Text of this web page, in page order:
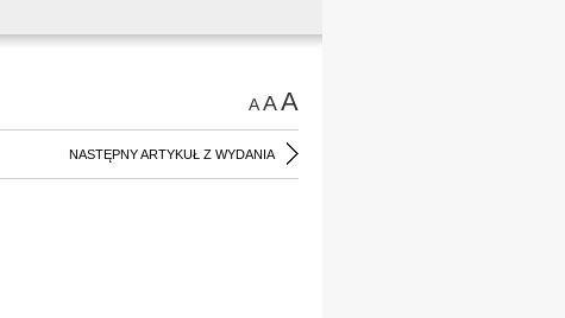
AAA
NASTĘPNY ARTYKUŁ Z WYDANIA